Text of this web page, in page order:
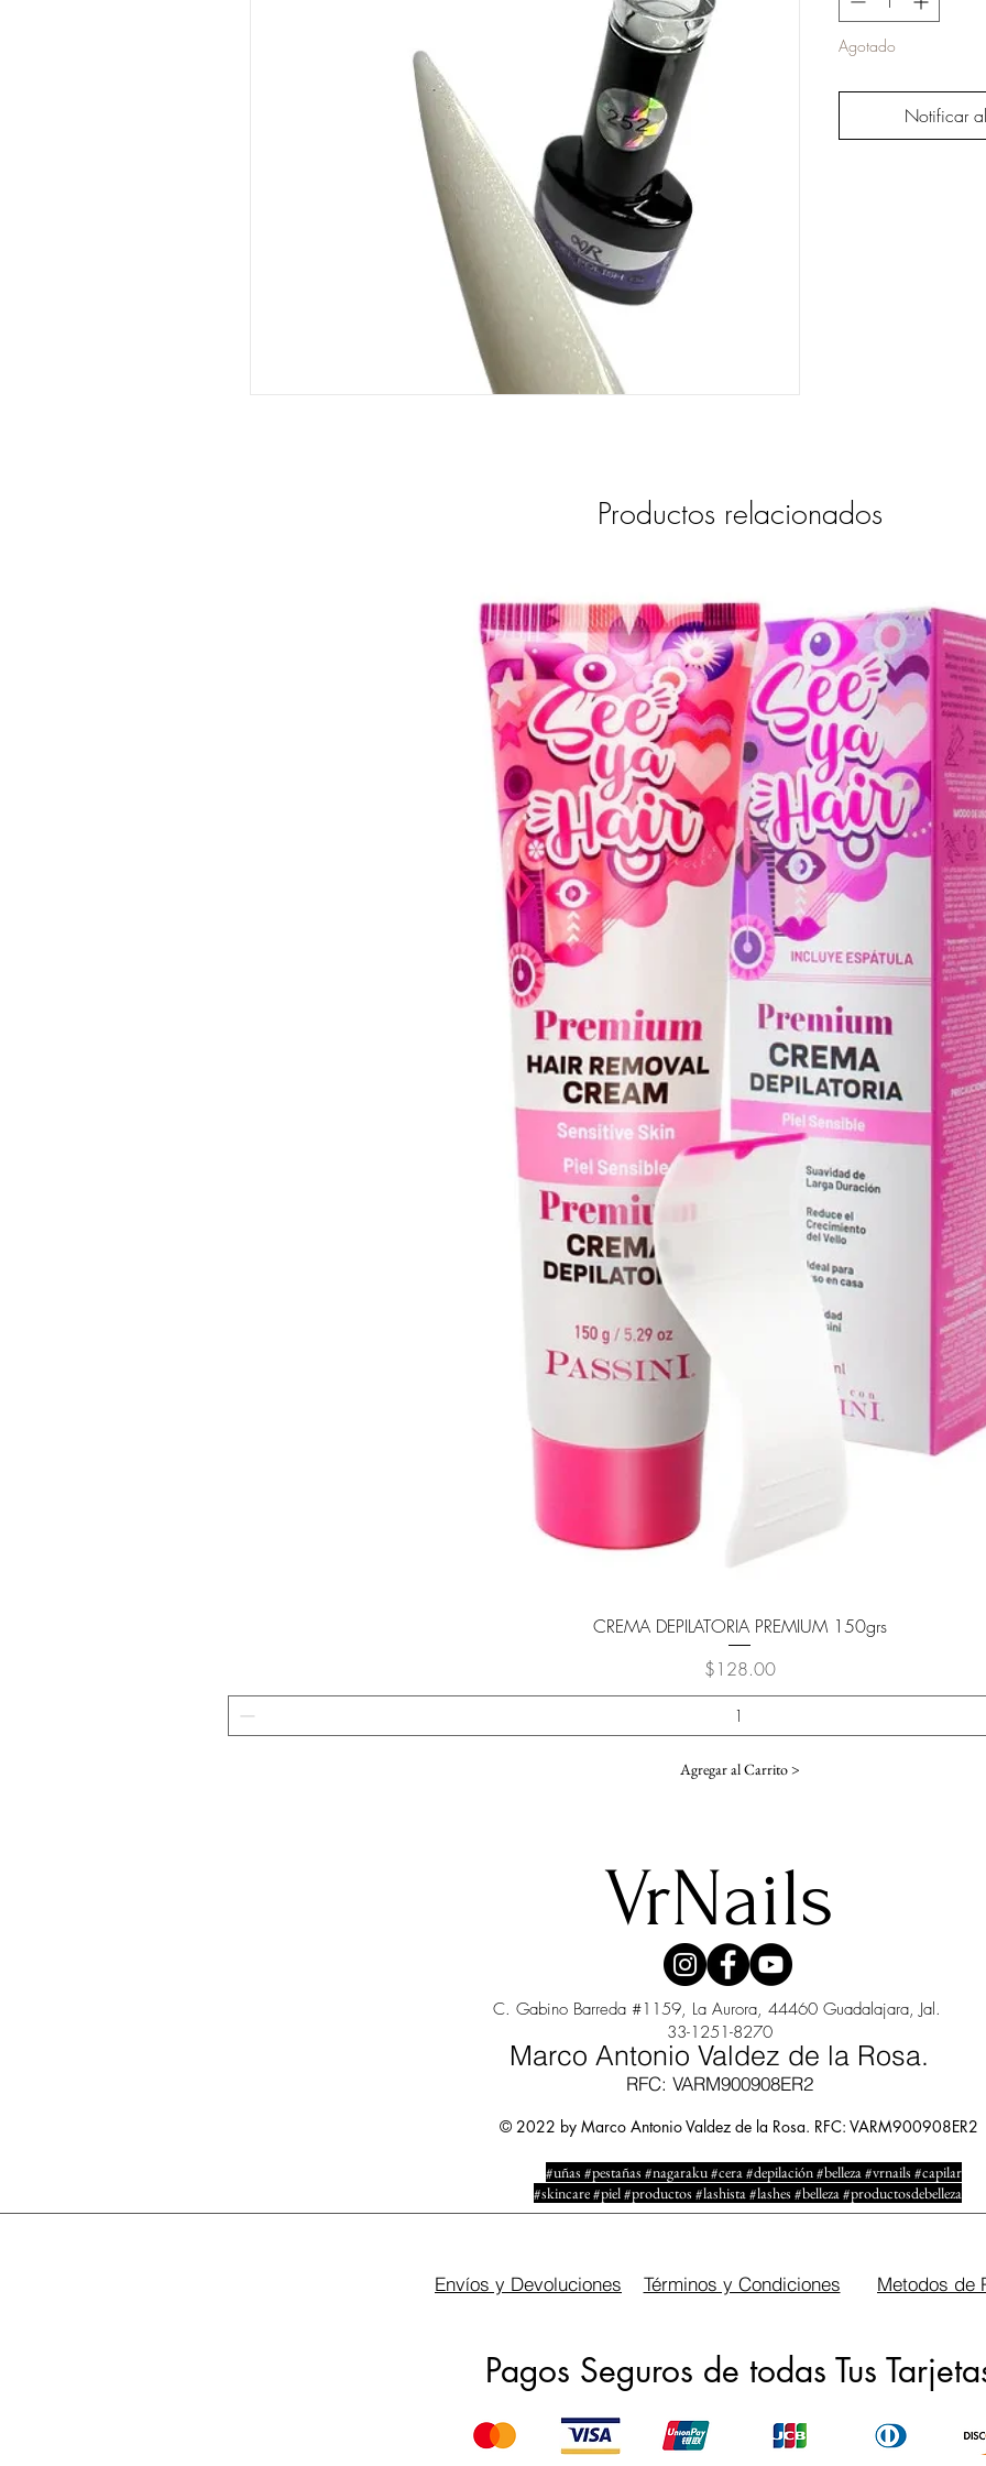
Agotado
Notificar
Productos relacionados
Vista rápida
CREMA DEPILATORIA PREMIUM 150grs
Precio
$128.00
Agregar al Carrito >
VrNails
C. Gabino Barreda #1159, La Aurora, 44460 Guadalajara, Jal.
33-1251-8270
Marco Antonio Valdez de la Rosa.
RFC: VARM900908ER2
© 2022 by Marco Antonio Valdez de la Rosa. RFC: VARM900908ER2
#uñas #pestañas #nagaraku #cera #depilación #belleza #vrnails #capilar
#skincare #piel #productos #lashista #lashes #belleza #productosdebelleza
Envíos y Devoluciones Términos y Condiciones Metodos de
Pagos Seguros de todas Tus